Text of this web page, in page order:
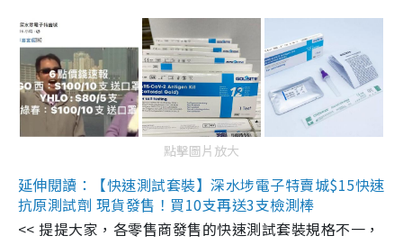
點擊圖片放大
延伸閱讀：【快速測試套裝】深水埗電子特賣城$15快速
抗原測試劑 現貨發售！買10支再送3支檢測棒
<< 提提大家，各零售商發售的快速測試套裝規格不一，